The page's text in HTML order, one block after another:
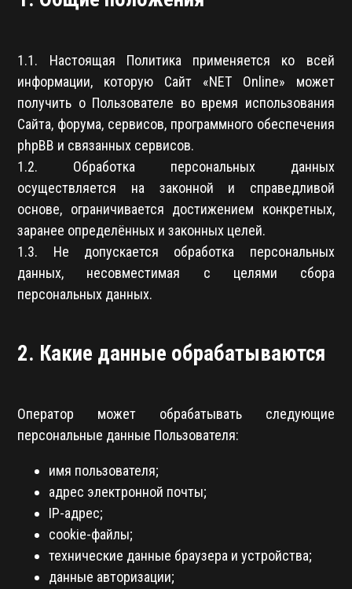
1.1. Настоящая Политика применяется ко всей
информации, которую Сайт «NET Online» может
получить о Пользователе во время использования
Сайта, форума, сервисов, программного обеспечения
phpBB и связанных сервисов.
1.2. Обработка персональных данных
осуществляется на законной и справедливой
основе, ограничивается достижением конкретных,
заранее определённых и законных целей.
1.3. Не допускается обработка персональных
данных, несовместимая с целями сбора
персональных данных.
2. Какие данные обрабатываются
Оператор может обрабатывать следующие
персональные данные Пользователя:
имя пользователя;
адрес электронной почты;
IP-адрес;
cookie-файлы;
технические данные браузера и устройства;
данные авторизации;